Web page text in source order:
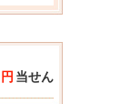
円 当せん